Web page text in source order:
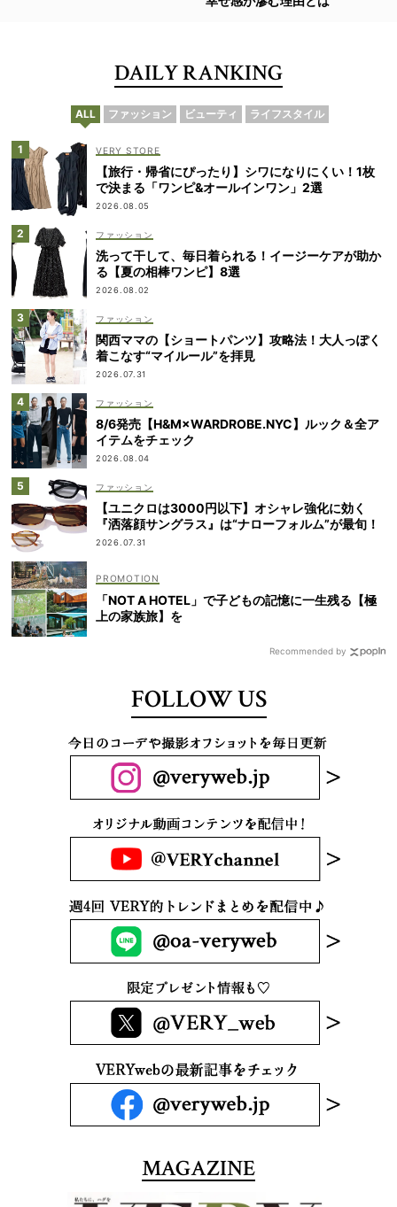
DAILY RANKING
ALL ファッション ビューティ ライフスタイル
VERY STORE
【旅行・帰省にぴったり】シワになりにくい！1枚
で決まる「ワンピ&オールインワン」2選
2026.08.05
ファッション
洗って干して、毎日着られる！イージーケアが助か
る【夏の相棒ワンピ】8選
2026.08.02
ファッション
関西ママの【ショートパンツ】攻略法！大人っぽく
着こなす“マイルール”を拝見
2026.07.31
ファッション
8/6発売【H&M×WARDROBE.NYC】ルック＆全ア
イテムをチェック
2026.08.04
ファッション
【ユニクロは3000円以下】オシャレ強化に効く
『洒落顔サングラス』は“ナローフォルム”が最旬！
2026.07.31
「NOT A HOTEL」で子どもの記憶に一生残る【極
上の家族旅】を
Recommended by
FOLLOW US
MAGAZINE